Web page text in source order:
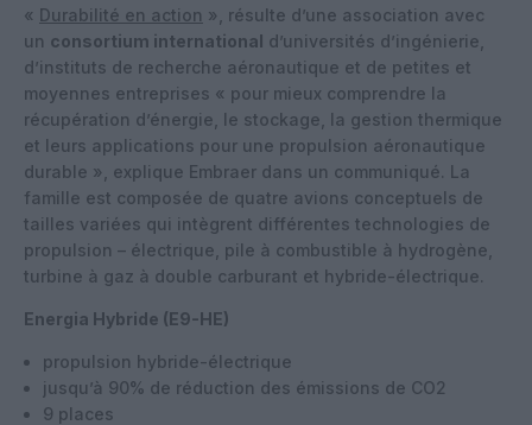
« Durabilité en action », résulte d’une association avec
un consortium international d’universités d’ingénierie,
d’instituts de recherche aéronautique et de petites et
moyennes entreprises « pour mieux comprendre la
récupération d’énergie, le stockage, la gestion thermique
et leurs applications pour une propulsion aéronautique
durable », explique Embraer dans un communiqué. La
famille est composée de quatre avions conceptuels de
tailles variées qui intègrent différentes technologies de
propulsion – électrique, pile à combustible à hydrogène,
turbine à gaz à double carburant et hybride-électrique.
Energia Hybride (E9-HE)
propulsion hybride-électrique
jusqu’à 90% de réduction des émissions de CO2
9 places